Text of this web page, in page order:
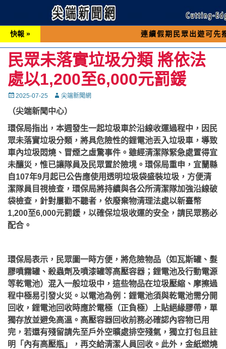
快報 » 連續假期民眾出遊可先撥打交通 「
民眾未落實垃圾分類 將依法
處以1,200至6,000元罰鍰
Posted
2025-07-25 Autor尖端新聞網
（尖端新聞中心）
環保局指出，本週發生一起垃圾車於沿線收運過程中，因民
眾未落實垃圾分類，將具危險性的鋰電池丟入垃圾車，導致
車內垃圾悶燒、冒煙之虛驚事件。雖經清潔隊緊急處置得宜
未釀災，惟已讓隊員及民眾置於險境。環保局重申，宜蘭縣
自107年9月起已公告應使用透明垃圾袋盛裝垃圾，方便清
潔隊員目視檢查，環保局將持續與各公所清潔隊加強沿線破
袋檢查，針對屢勸不聽者，依廢棄物清理法處以新臺幣
1,200至6,000元罰鍰，以確保垃圾收運的安全，請民眾務必
配合。
環保局表示，民眾圖一時方便，將危險物品（如瓦斯罐、髮
膠噴霧罐、殺蟲劑及噴漆罐等高壓容器；鋰電池及行動電源
等乾電池）混入一般垃圾中，這些物品在垃圾壓縮、摩擦過
程中極易引發火災。以電池為例：鋰電池須與乾電池需分開
回收，鋰電池回收時應於電極（正負極）上貼絕緣膠帶，單
獨存放並避免高溫。高壓容器回收前務必確認內容物已用
完，若還有殘留請先至戶外空曠處排空殘氣，獨立打包且註
明「內有高壓瓶」，再交給清潔人員回收。此外，金紙燃燒